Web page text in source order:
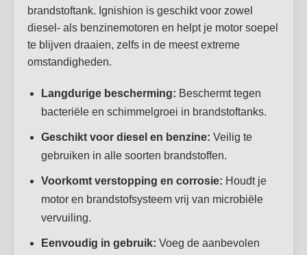
brandstoftank. Ignishion is geschikt voor zowel
diesel- als benzinemotoren en helpt je motor soepel
te blijven draaien, zelfs in de meest extreme
omstandigheden.
Langdurige bescherming: Beschermt tegen
bacteriële en schimmelgroei in brandstoftanks.
Geschikt voor diesel en benzine: Veilig te
gebruiken in alle soorten brandstoffen.
Voorkomt verstopping en corrosie: Houdt je
motor en brandstofsysteem vrij van microbiële
vervuiling.
Eenvoudig in gebruik: Voeg de aanbevolen